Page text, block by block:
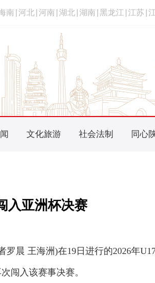
南 河北 河南 湖北 湖南 黑龙江 江苏
文化旅游 社会法制 同心
入亚洲杯决赛
王海洲)在19日进行的2026年U17
闯入该赛事决赛。